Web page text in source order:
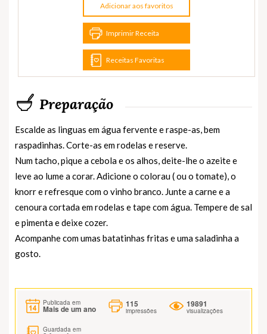
Adicionar aos favoritos
Imprimir Receita
Receitas Favoritas
Preparação
Escalde as linguas em água fervente e raspe-as, bem
raspadinhas. Corte-as em rodelas e reserve.
Num tacho, pique a cebola e os alhos, deite-lhe o azeite e
leve ao lume a corar. Adicione o colorau ( ou o tomate), o
knorr e refresque com o vinho branco. Junte a carne e a
cenoura cortada em rodelas e tape com água. Tempere de sal
e pimenta e deixe cozer.
Acompanhe com umas batatinhas fritas e uma saladinha a
gosto.
Publicada em
Mais de um ano
115
impressões
19891
visualizações
Guardada em